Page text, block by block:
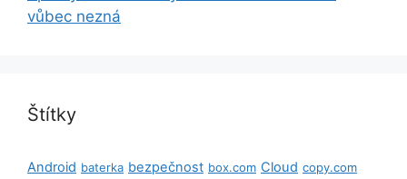
vůbec nezná
Štítky
Android baterka bezpečnost box.com Cloud copy.com